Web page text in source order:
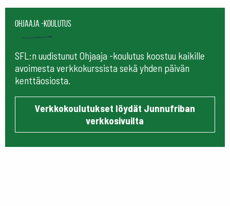
Ohjaaja -koulutus
SFL:n uudistunut Ohjaaja -koulutus koostuu kaikille
avoimesta verkkokurssista sekä yhden päivän
kenttäosiosta.
Verkkokoulutukset löydät Junnufriban
verkkosivuilta